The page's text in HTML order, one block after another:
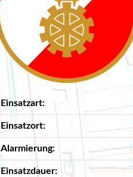
Technischer Einsatz
Brandeinsatz - BMA
Brandeinsatz - BMA
Brandeinsatz -
Brandeinsatz - BMA
Brandeinsatz -
Technischer
Brandeinsatz -
Technischer
Ausflug
Das
10
Floriani
Floriani
Ausflug
Tag der
Einsatzart:
Einsatzort:
Alarmierung:
Einsatzdauer: